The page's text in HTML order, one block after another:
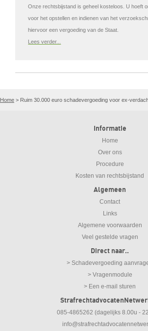
Onze rechtsbijstand is geheel kosteloos. U hoeft
voor het opstellen en indienen van het
hiervoor een vergoeding van de Staat.
Lees verder...
Home > Ruim 30.000 euro schadevergoeding voor ex-
Informatie
Home
Over ons
Procedure
Kosten van rechtsbijstand
Algemeen
Contact
Links
Algemene voorwaarden
Veel gestelde vragen
Direct naar..
> Schadevergoeding
> Vragenmodule
> Een e-mail sturen
085-4865262 (dagelijks 8.00u -